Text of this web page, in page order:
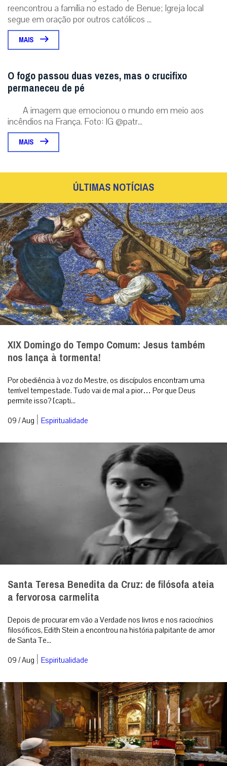
reencontrou a família no estado de Benue; Igreja local
segue em oração por outros católicos ...
MAIS
O fogo passou duas vezes, mas o crucifixo
permaneceu de pé
A imagem que emocionou o mundo em meio aos
incêndios na França. Foto: IG @patr...
MAIS
ÚLTIMAS NOTÍCIAS
XIX Domingo do Tempo Comum: Jesus também
nos lança à tormenta!
Por obediência à voz do Mestre, os discípulos encontram uma
terrível tempestade. Tudo vai de mal a pior… Por que Deus
permite isso? [capti...
09 / Aug | Espiritualidade
Santa Teresa Benedita da Cruz: de filósofa ateia
a fervorosa carmelita
Depois de procurar em vão a Verdade nos livros e nos raciocínios
filosóficos, Edith Stein a encontrou na história palpitante de amor
de Santa Te...
09 / Aug | Espiritualidade